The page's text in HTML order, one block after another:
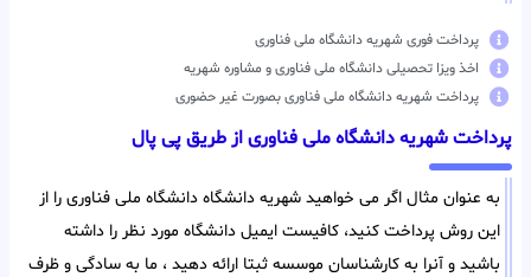
پرداخت فوری شهریه دانشگاه ملی فناوری
اخذ ویزا تحصیلی دانشگاه ملی فناوری و مشاوره شهریه
پرداخت شهریه دانشگاه ملی فناوری بصورت غیر حضوری
پرداخت شهریه دانشگاه ملی فناوری از طریق پی پال
به عنوان مثال اگر می خواهید شهریه دانشگاه دانشگاه ملی فناوری را از
این روش پرداخت کنید، کافیست ایمیل دانشگاه مورد نظر را داشته
باشید و آنرا به کارشناسان موسسه ثبتا ارائه دهید ، ما به سادگی و ظرف